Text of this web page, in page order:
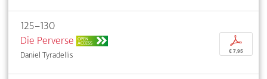
125–130
Die Perverse OPEN
ACCESS
Daniel Tyradellis
p
€ 7,95